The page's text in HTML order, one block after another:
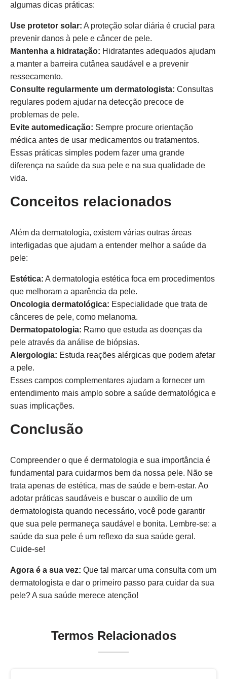
algumas dicas práticas:
Use protetor solar: A proteção solar diária é crucial para
prevenir danos à pele e câncer de pele.
Mantenha a hidratação: Hidratantes adequados ajudam
a manter a barreira cutânea saudável e a prevenir
ressecamento.
Consulte regularmente um dermatologista: Consultas
regulares podem ajudar na detecção precoce de
problemas de pele.
Evite automedicação: Sempre procure orientação
médica antes de usar medicamentos ou tratamentos.
Essas práticas simples podem fazer uma grande
diferença na saúde da sua pele e na sua qualidade de
vida.
Conceitos relacionados
Além da dermatologia, existem várias outras áreas
interligadas que ajudam a entender melhor a saúde da
pele:
Estética: A dermatologia estética foca em procedimentos
que melhoram a aparência da pele.
Oncologia dermatológica: Especialidade que trata de
cânceres de pele, como melanoma.
Dermatopatologia: Ramo que estuda as doenças da
pele através da análise de biópsias.
Alergologia: Estuda reações alérgicas que podem afetar
a pele.
Esses campos complementares ajudam a fornecer um
entendimento mais amplo sobre a saúde dermatológica e
suas implicações.
Conclusão
Compreender o que é dermatologia e sua importância é
fundamental para cuidarmos bem da nossa pele. Não se
trata apenas de estética, mas de saúde e bem-estar. Ao
adotar práticas saudáveis e buscar o auxílio de um
dermatologista quando necessário, você pode garantir
que sua pele permaneça saudável e bonita. Lembre-se: a
saúde da sua pele é um reflexo da sua saúde geral.
Cuide-se!
Agora é a sua vez: Que tal marcar uma consulta com um
dermatologista e dar o primeiro passo para cuidar da sua
pele? A sua saúde merece atenção!
Termos Relacionados